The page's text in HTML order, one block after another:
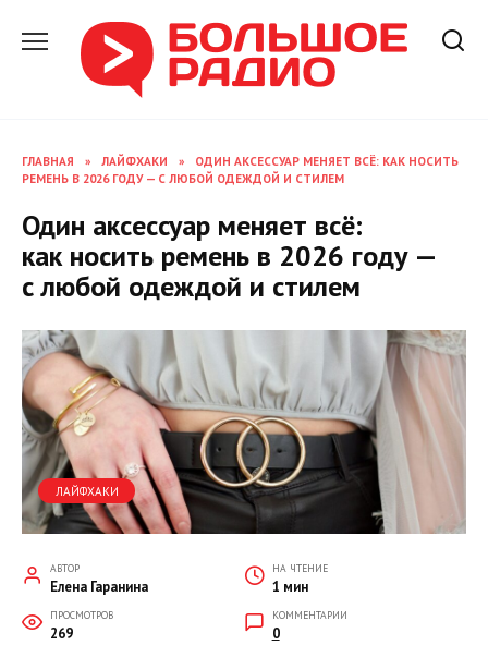
содержанию
ГЛАВНАЯ » ЛАЙФХАКИ »
ОДИН АКСЕССУАР МЕНЯЕТ ВСЁ: КАК НОСИТЬ
РЕМЕНЬ В 2026 ГОДУ — С ЛЮБОЙ ОДЕЖДОЙ И СТИЛЕМ
Один аксессуар меняет всё:
как носить ремень в 2026 году —
с любой одеждой и стилем
ЛАЙФХАКИ
АВТОР
Елена Гаранина
НА ЧТЕНИЕ
1 мин
ПРОСМОТРОВ
269
КОММЕНТАРИИ
0